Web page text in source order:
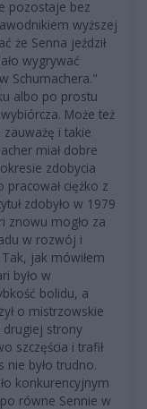
pozostaje bez
wyższej
że Senna jeździł
wygrywać
Schumachera."
albo po prostu
Może też
i takie
miał dobre
zdobycia
ciężko z
zdobyło w 1979
znowu mogło za
w rozwój i
jak mówiłem
było w
bolidu, a
o mistrzowskie
drugiej strony
szczęścia i trafił
nie było trudno.
konkurencyjnym
równe Sennie w